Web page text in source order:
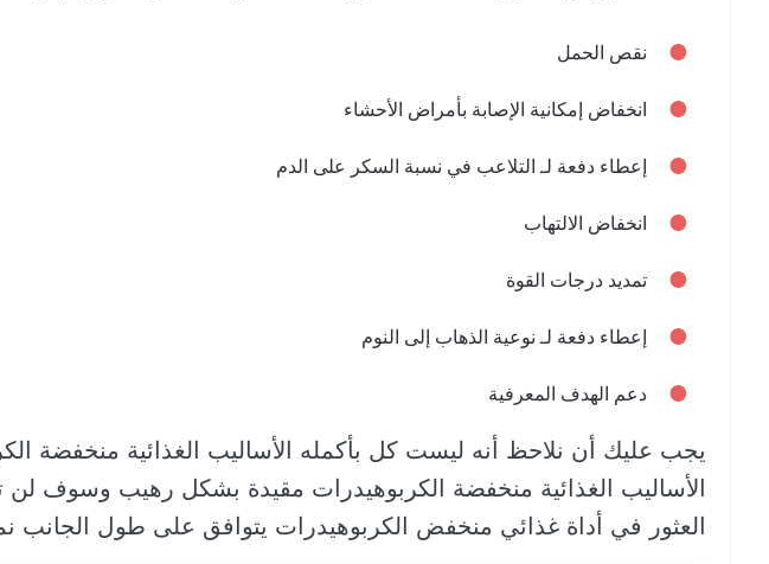
نقص الحمل
انخفاض إمكانية الإصابة بأمراض الأحشاء
إعطاء دفعة لـ التلاعب في نسبة السكر على الدم
انخفاض الالتهاب
تمديد درجات القوة
إعطاء دفعة لـ نوعية الذهاب إلى النوم
دعم الهدف المعرفية
يجب عليك أن نلاحظ أنه ليست كل بأكمله الأساليب الغذائية منخفضة
الأساليب الغذائية منخفضة الكربوهيدرات مقيدة بشكل رهيب وسوف لن
العثور في أداة غذائي منخفض الكربوهيدرات يتوافق على طول الجانب